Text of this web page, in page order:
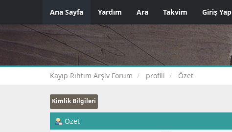
Ana Sayfa Yardım Ara Takvim Giriş Yap
Kayıp Rıhtım Arşiv Forum profili Özet
Kimlik Bilgileri
Özet